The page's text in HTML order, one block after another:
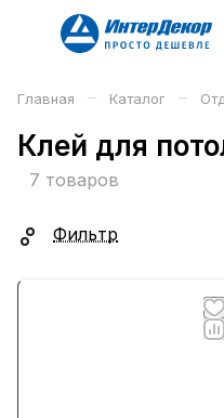
Главная – Каталог –
Клей для
7 товаров
Фильтр